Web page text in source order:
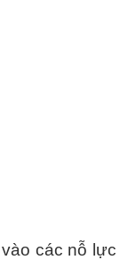
các nỗ lực